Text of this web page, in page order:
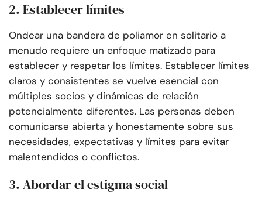
2. Establecer límites
Ondear una bandera de poliamor en solitario a
menudo requiere un enfoque matizado para
establecer y respetar los límites. Establecer límites
claros y consistentes se vuelve esencial con
múltiples socios y dinámicas de relación
potencialmente diferentes. Las personas deben
comunicarse abierta y honestamente sobre sus
necesidades, expectativas y límites para evitar
malentendidos o conflictos.
3. Abordar el estigma social